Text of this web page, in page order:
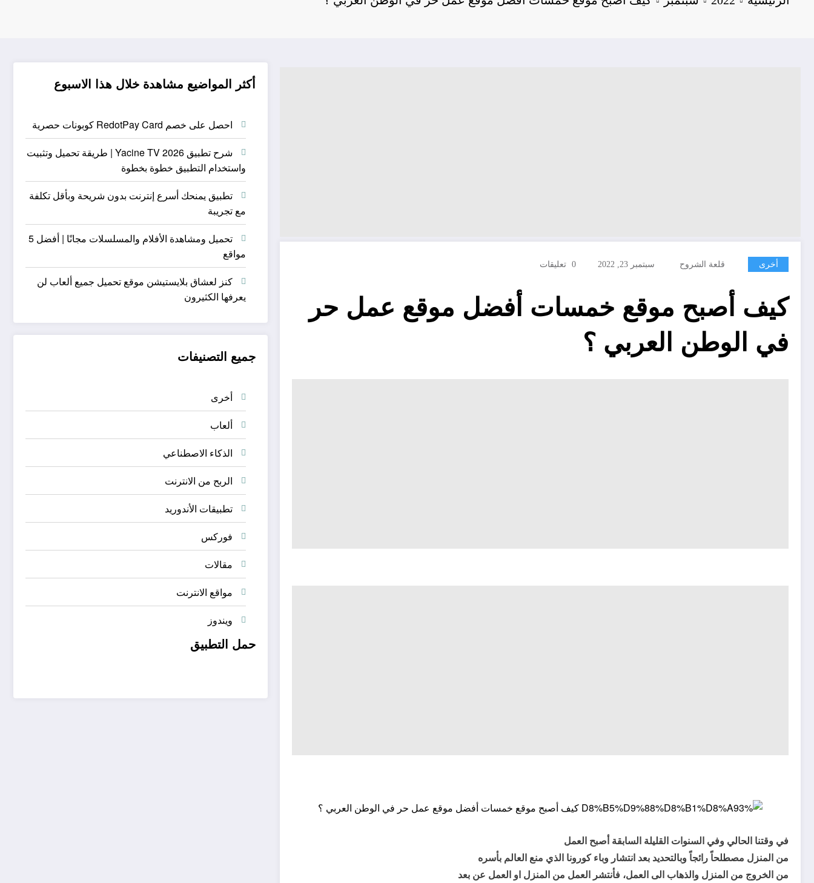
أخرى قلعة الشروح سبتمبر 23, 2022 0 تعليقات
كيف أصبح موقع خمسات أفضل موقع عمل حر
في الوطن العربي ؟
في وقتنا الحالي وفي السنوات القليلة السابقة أصبح العمل
من المنزل مصطلحاً رائجاً وبالتحديد بعد انتشار وباء كورونا الذي منع العالم بأسره
من الخروج من المنزل والذهاب الى العمل، فأنتشر العمل من المنزل او العمل عن بعد
أكثر المواضيع مشاهدة خلال هذا الاسبوع
احصل على خصم RedotPay Card كوبونات حصرية
شرح تطبيق Yacine TV 2026 | طريقة تحميل وتثبيت
واستخدام التطبيق خطوة بخطوة
تطبيق يمنحك أسرع إنترنت بدون شريحة وبأقل تكلفة
مع تجريبة
تحميل ومشاهدة الأفلام والمسلسلات مجانًا | أفضل 5
مواقع
كنز لعشاق بلايستيشن موقع تحميل جميع ألعاب لن
يعرفها الكثيرون
جميع التصنيفات
أخرى
ألعاب
الذكاء الاصطناعي
الربح من الانترنت
تطبيقات الأندوريد
فوركس
مقالات
مواقع الانترنت
ويندوز
حمل التطبيق